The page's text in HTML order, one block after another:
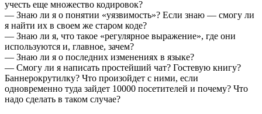
учесть еще множество кодировок?
— Знаю ли я о понятии «уязвимость»? Если знаю — смогу ли
я найти их в своем же старом коде?
— Знаю ли я, что такое «регулярное выражение», где они
используются и, главное, зачем?
— Знаю ли я о последних изменениях в языке?
— Смогу ли я написать простейший чат? Гостевую книгу?
Баннерокрутилку? Что произойдет с ними, если
одновременно туда зайдет 10000 посетителей и почему? Что
надо сделать в таком случае?